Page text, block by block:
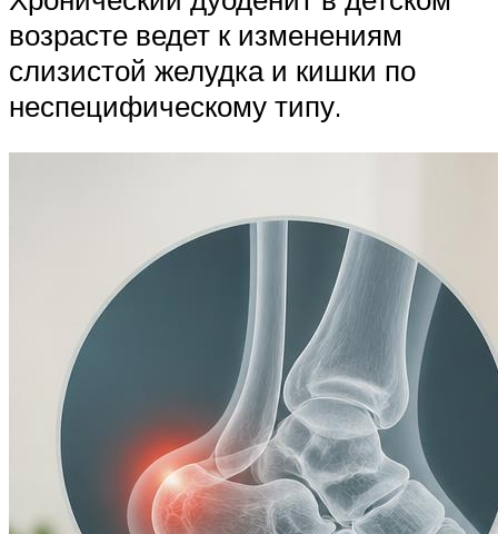
возрасте ведет к изменениям
слизистой желудка и кишки по
неспецифическому типу.